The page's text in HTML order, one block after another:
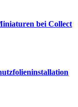
bei Collect